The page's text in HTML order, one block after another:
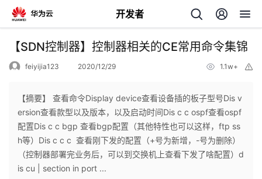
开发者
返
个
人
我
【SDN控制器】控制器相关的CE常用命令集锦
feiyijia123 2020/12/29 1.1w+
【摘要】 查看命令Display device查看设备插的板子型号Dis v
ersion查看款型以及版本，以及启动时间Dis c c ospf查看ospf
配置Dis c c bgp 查看bgp配置（其他特性也可以这样，ftp ss
h等）Dis c c c 查看刚下发的配置（+号为新增，-号为删除）
（控制器部署完业务后，可以到交换机上查看下发了啥配置）d
is cu | section in port ...